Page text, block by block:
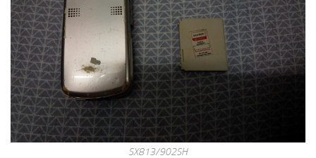
SX813/902SH